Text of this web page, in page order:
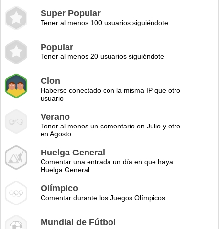
Super Popular
Tener al menos 100 usuarios siguiéndote
Popular
Tener al menos 20 usuarios siguiéndote
Clon
Haberse conectado con la misma IP que otro
usuario
Verano
Tener al menos un comentario en Julio y otro
en Agosto
Huelga General
Comentar una entrada un día en que haya
Huelga General
Olímpico
Comentar durante los Juegos Olímpicos
Mundial de Fútbol